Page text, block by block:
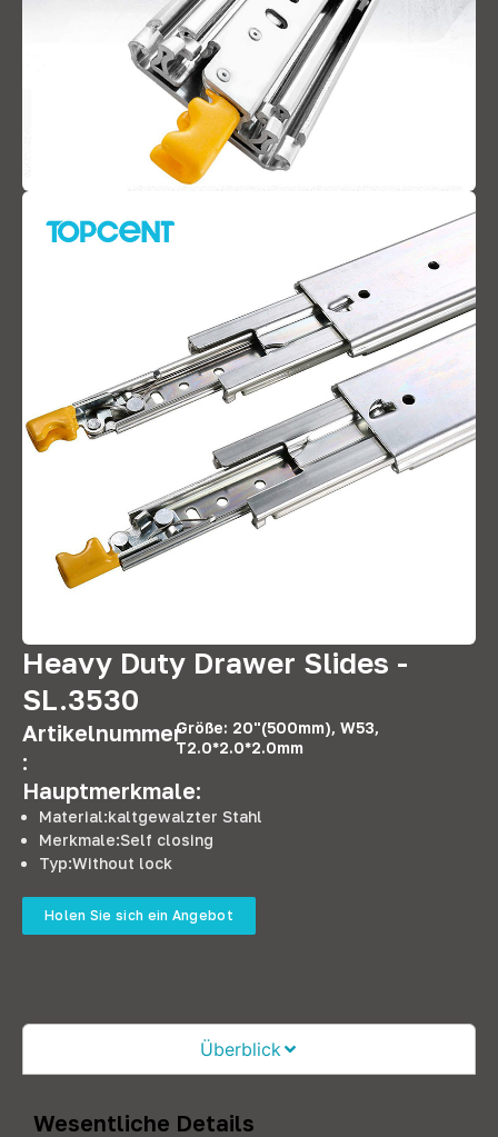
Heavy Duty Drawer Slides -
SL.3530
Artikelnummer
:
Größe: 20"(500mm), W53,
T2.0*2.0*2.0mm
Hauptmerkmale:
Material:kaltgewalzter Stahl
Merkmale:Self closing
Typ:Without lock
Holen Sie sich ein Angebot
Überblick
Wesentliche Details